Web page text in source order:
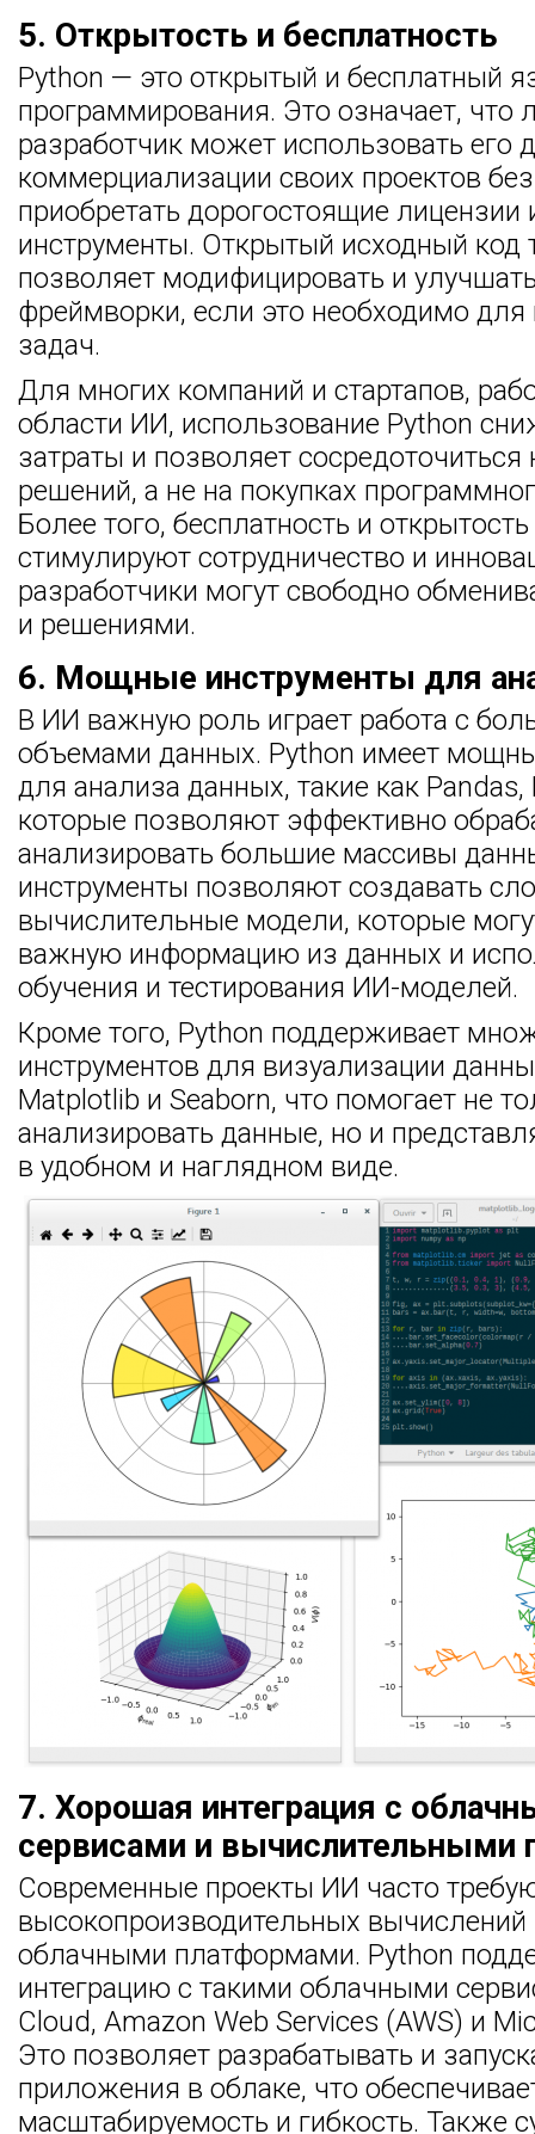
5. Открытость и бесплатность
Python — это открытый и бесплатный
программирования. Это означает, что
разработчик может использовать его
коммерциализации своих проектов
приобретать дорогостоящие лицензии
инструменты. Открытый исходный код
позволяет модифицировать и
фреймворки, если это необходимо для
задач.
Для многих компаний и стартапов,
области ИИ, использование Python
затраты и позволяет сосредоточиться
решений, а не на покупках
Более того, бесплатность и
стимулируют сотрудничество и
разработчики могут свободно
и решениями.
6. Мощные инструменты для
В ИИ важную роль играет работа с
объемами данных. Python имеет
для анализа данных, такие как Pandas,
которые позволяют эффективно
анализировать большие массивы
инструменты позволяют создавать
вычислительные модели, которые
важную информацию из данных и
обучения и тестирования ИИ-моделей.
Кроме того, Python поддерживает
инструментов для визуализации
Matplotlib и Seaborn, что помогает не
анализировать данные, но и
в удобном и наглядном виде.
7. Хорошая интеграция с
сервисами и вычислительными
Современные проекты ИИ часто
высокопроизводительных вычислений
облачными платформами. Python
интеграцию с такими облачными
Cloud, Amazon Web Services (AWS) и
Это позволяет разрабатывать и
приложения в облаке, что
масштабируемость и гибкость. Также